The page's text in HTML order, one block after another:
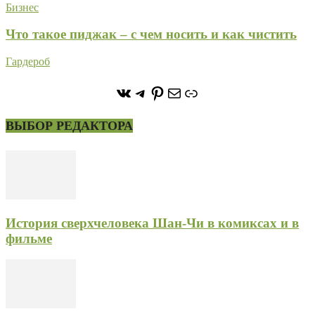
Бизнес
Что такое пиджак – с чем носить и как чистить
Гардероб
https://vk.com/
https://t.me/stoneforest
https://
ПочтаСсылка
ВЫБОР РЕДАКТОРА
История сверхчеловека Шан-Чи в комиксах и в
фильме